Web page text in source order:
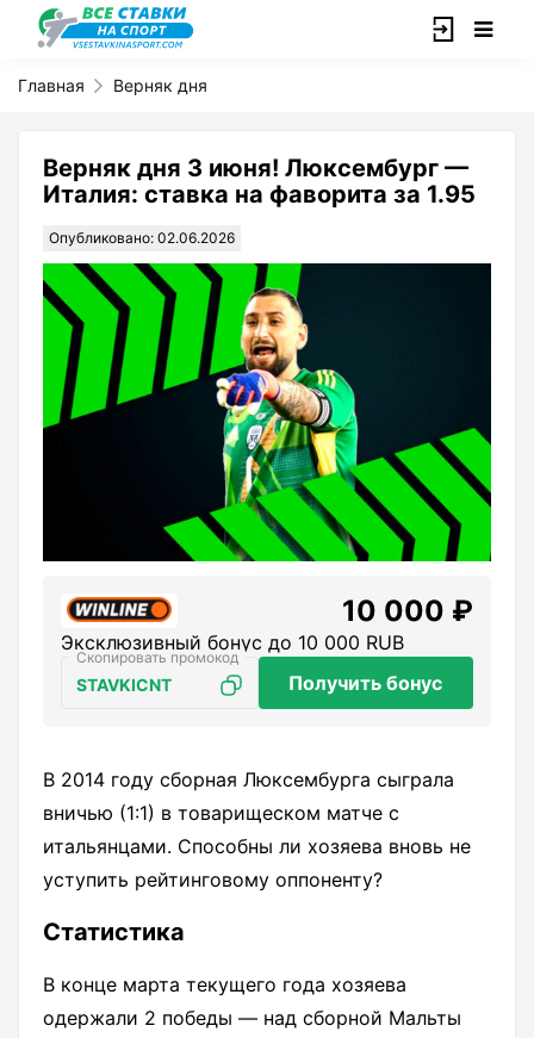
Главная Верняк дня
Верняк дня 3 июня! Люксембург —
Италия: ставка на фаворита за 1.95
Опубликовано: 02.06.2026
10 000 ₽
Эксклюзивный бонус до 10 000 RUB
STAVKICNT Получить бонус
В 2014 году сборная Люксембурга сыграла
вничью (1:1) в товарищеском матче с
итальянцами. Способны ли хозяева вновь не
уступить рейтинговому оппоненту?
Статистика
В конце марта текущего года хозяева
одержали 2 победы — над сборной Мальты